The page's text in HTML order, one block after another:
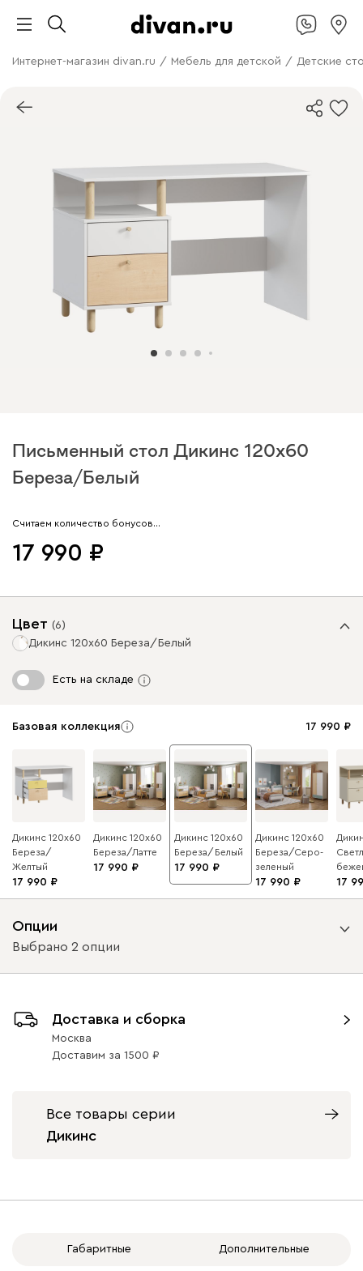
Интернет-магазин divan.ru / Мебель для детской / Детские
Письменный стол Дикинс 120x60
Береза/Белый
Арт. 233401
Считаем количество бонусов…
17 990
Цвет (6)
Дикинс 120x60 Береза/Белый
Есть на складе
Базовая коллекция 17 990
Дикинс 120x60
Береза/
Желтый
17 990
Дикинс 120x60
Береза/Латте
17 990
Дикинс 120x60
Береза/Белый
17 990
Дикинс 120x60
Береза/Серо-
зеленый
17 990 17
Опции
Выбрано 2 опции
ящики слева ящики справа
Доставка и сборка
Москва
Доставим за 1500
Все товары серии
Дикинс
Габаритные Дополнительные